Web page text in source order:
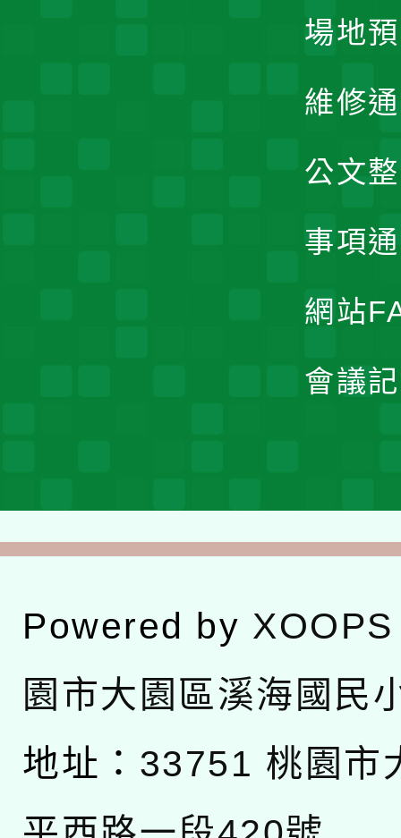
場地
維修
公文
事項
網站
會議
Powered by XOOPS
園市大園區溪海國民
地址： 33751 桃園市